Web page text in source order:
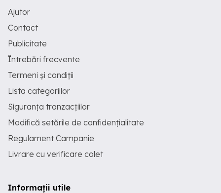
Ajutor
Contact
Publicitate
Întrebări frecvente
Termeni și condiții
Lista categoriilor
Siguranța tranzacțiilor
Modifică setările de confidențialitate
Regulament Campanie
Livrare cu verificare colet
Informații utile